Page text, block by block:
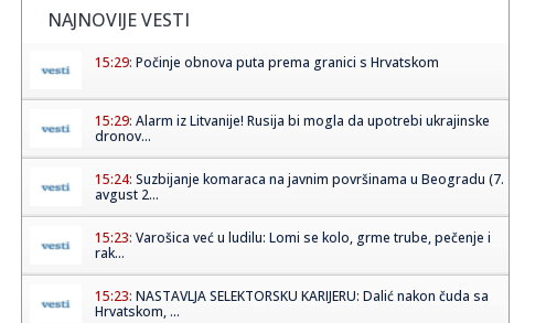
NAJNOVIJE VESTI
15:29: Počinje obnova puta prema granici s Hrvatskom
15:29: Alarm iz Litvanije! Rusija bi mogla da upotrebi ukrajinske
dronov...
15:24: Suzbijanje komaraca na javnim površinama u Beogradu (7.
avgust 2...
15:23: Varošica već u ludilu: Lomi se kolo, grme trube, pečenje i
rak...
15:23: NASTAVLJA SELEKTORSKU KARIJERU: Dalić nakon čuda sa
Hrvatskom, ...